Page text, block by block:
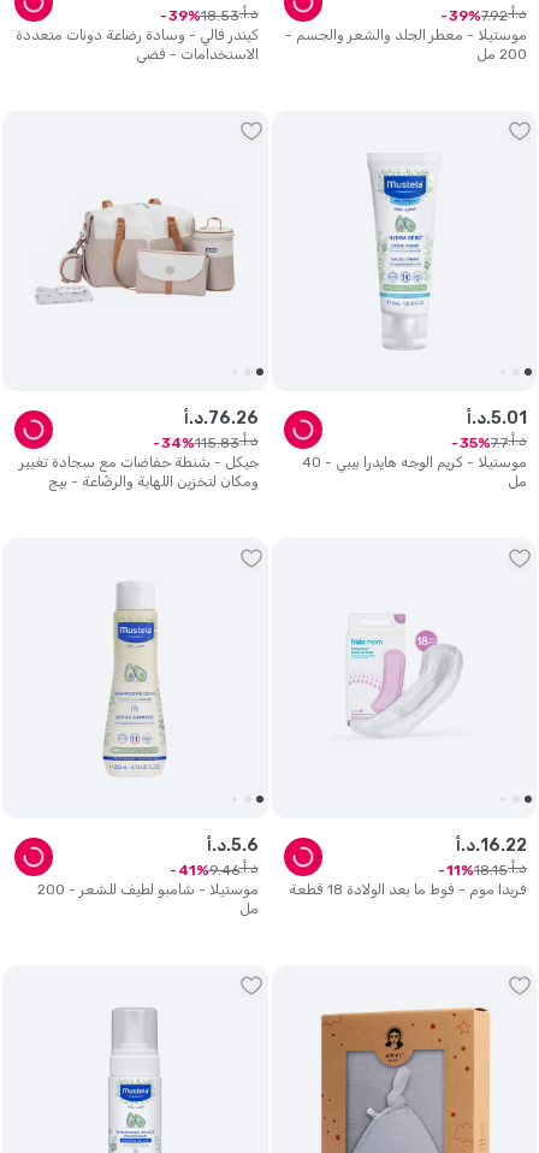
موستيلا - معطر الجلد والشعر والجسم -
200 مل
د.أ. 7.92
39
كيندر فالي - وسادة رضاعة دونات متعددة
الاستخدامات - فضي
د.أ. 18.53
39
موستيلا - كريم الوجه هايدرا بيبي - 40
مل
د.أ.5.01
د.أ. 7.7
35
جيكل - شنطة حفاضات مع سجادة تغيير
ومكان لتخزين اللهاية والرضّاعة - بيج
د.أ.76.26
د.أ. 115.83
34
فريدا موم - فوط ما بعد الولادة 18 قطعة
د.أ.16.22
د.أ. 18.15
11
موستيلا - شامبو لطيف للشعر - 200
مل
د.أ.5.6
د.أ. 9.46
41